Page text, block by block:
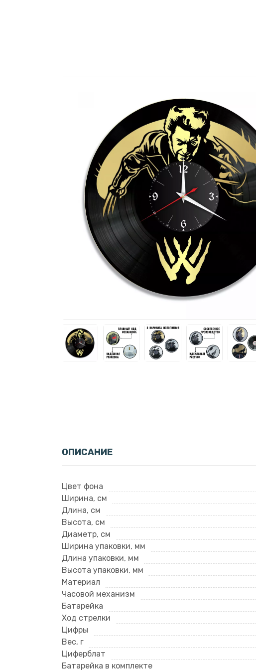
ОПИСАНИЕ
Цвет фона
Ширина, см
Длина, см
Высота, см
Диаметр, см
Ширина упаковки, мм
Длина упаковки, мм
Высота упаковки, мм
Материал
Часовой механизм
Батарейка
Ход стрелки
Цифры
Вес, г
Циферблат
Батарейка в комплекте